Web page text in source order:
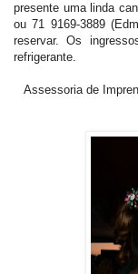
presente uma linda
ou 71 9169-3889
reservar. Os
refrigerante.
Assessoria de